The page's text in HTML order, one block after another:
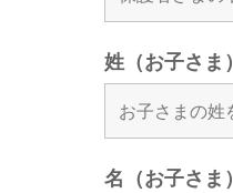
姓（お子さま）
名（お子さま）